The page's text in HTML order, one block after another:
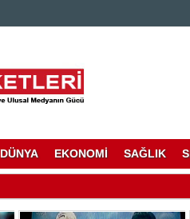
DÜNYA EKONOMİ SAĞLIK